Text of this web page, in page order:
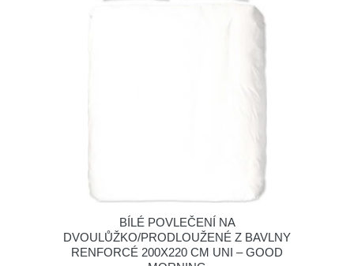
BÍLÉ POVLEČENÍ NA
DVOULŮŽKO/PRODLOUŽENÉ Z BAVLNY
RENFORCÉ 200X220 CM UNI – GOOD